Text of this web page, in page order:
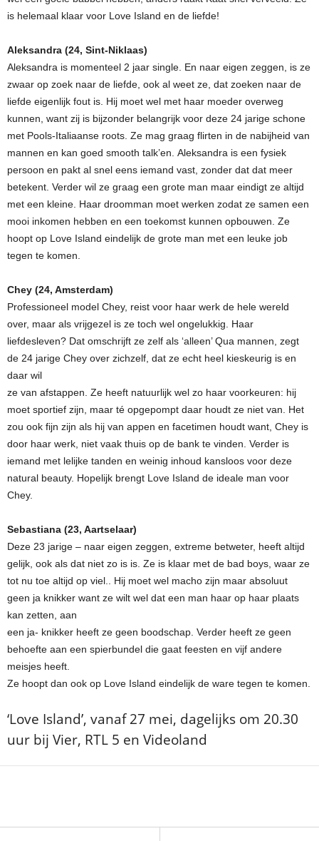
is helemaal klaar voor Love Island en de liefde!
Aleksandra (24, Sint-Niklaas)
Aleksandra is momenteel 2 jaar single. En naar eigen zeggen, is ze
zwaar op zoek naar de liefde, ook al weet ze, dat zoeken naar de
liefde eigenlijk fout is. Hij moet wel met haar moeder overweg
kunnen, want zij is bijzonder belangrijk voor deze 24 jarige schone
met Pools-Italiaanse roots. Ze mag graag flirten in de nabijheid van
mannen en kan goed smooth talk’en. Aleksandra is een fysiek
persoon en pakt al snel eens iemand vast, zonder dat dat meer
betekent. Verder wil ze graag een grote man maar eindigt ze altijd
met een kleine. Haar droomman moet werken zodat ze samen een
mooi inkomen hebben en een toekomst kunnen opbouwen. Ze
hoopt op Love Island eindelijk de grote man met een leuke job
tegen te komen.
Chey (24, Amsterdam)
Professioneel model Chey, reist voor haar werk de hele wereld
over, maar als vrijgezel is ze toch wel ongelukkig. Haar
liefdesleven? Dat omschrijft ze zelf als ‘alleen’ Qua mannen, zegt
de 24 jarige Chey over zichzelf, dat ze echt heel kieskeurig is en
daar wil
ze van afstappen. Ze heeft natuurlijk wel zo haar voorkeuren: hij
moet sportief zijn, maar té opgepompt daar houdt ze niet van. Het
zou ook fijn zijn als hij van appen en facetimen houdt want, Chey is
door haar werk, niet vaak thuis op de bank te vinden. Verder is
iemand met lelijke tanden en weinig inhoud kansloos voor deze
natural beauty. Hopelijk brengt Love Island de ideale man voor
Chey.
Sebastiana (23, Aartselaar)
Deze 23 jarige – naar eigen zeggen, extreme betweter, heeft altijd
gelijk, ook als dat niet zo is is. Ze is klaar met de bad boys, waar ze
tot nu toe altijd op viel.. Hij moet wel macho zijn maar absoluut
geen ja knikker want ze wilt wel dat een man haar op haar plaats
kan zetten, aan
een ja- knikker heeft ze geen boodschap. Verder heeft ze geen
behoefte aan een spierbundel die gaat feesten en vijf andere
meisjes heeft.
Ze hoopt dan ook op Love Island eindelijk de ware tegen te komen.
‘Love Island’, vanaf 27 mei, dagelijks om 20.30
uur bij Vier, RTL 5 en Videoland